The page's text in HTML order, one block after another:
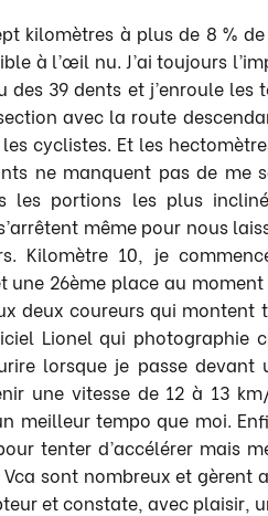
kilomètres à plus de 8 %
à l’œil nu. J’ai toujours
39 dents et j’enroule
avec la route
cyclistes. Et les
ne manquent pas de me
les portions les plus
même pour nous
Kilomètre 10, je
26ème place au
deux coureurs qui
Lionel qui photographie
lorsque je passe
une vitesse de 12 à 13
meilleur tempo que moi.
tenter d’accélérer mais
sont nombreux et
et constate, avec plaisir,